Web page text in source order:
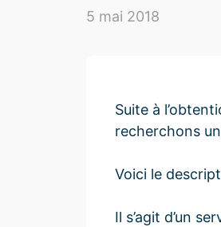
5 mai 2018
Suite à
recherchons
Voici le
Il s’agit d’un